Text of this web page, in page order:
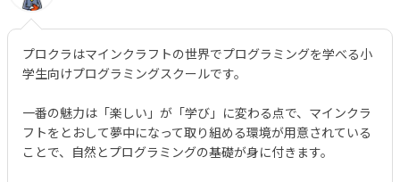
プロクラはマインクラフトの世界でプログラミングを学べる小
学生向けプログラミングスクールです。
一番の魅力は「楽しい」が「学び」に変わる点で、マインクラ
フトをとおして夢中になって取り組める環境が用意されている
ことで、自然とプログラミングの基礎が身に付きます。